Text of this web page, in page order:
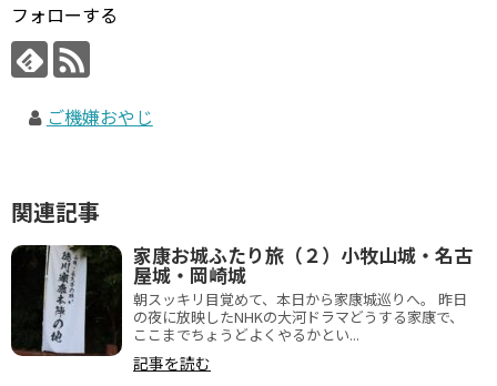
フォローする
ご機嫌おやじ
関連記事
家康お城ふたり旅（２）小牧山城・名古
屋城・岡崎城
朝スッキリ目覚めて、本日から家康城巡りへ。 昨日
の夜に放映したNHKの大河ドラマどうする家康で、
ここまでちょうどよくやるかとい...
記事を読む